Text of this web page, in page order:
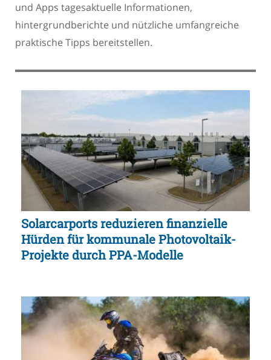
und Apps tagesaktuelle Informationen,
hintergrundberichte und nützliche umfangreiche
praktische Tipps bereitstellen.
Solarcarports reduzieren finanzielle
Hürden für kommunale Photovoltaik-
Projekte durch PPA-Modelle